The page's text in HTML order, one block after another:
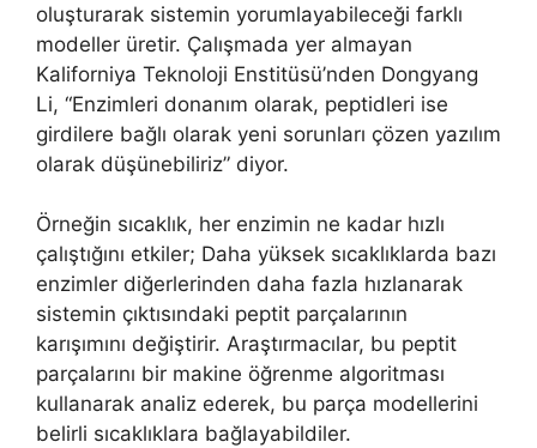
oluşturarak sistemin yorumlayabileceği farklı
modeller üretir. Çalışmada yer almayan
Kaliforniya Teknoloji Enstitüsü’nden Dongyang
Li, “Enzimleri donanım olarak, peptidleri ise
girdilere bağlı olarak yeni sorunları çözen yazılım
olarak düşünebiliriz” diyor.
Örneğin sıcaklık, her enzimin ne kadar hızlı
çalıştığını etkiler; Daha yüksek sıcaklıklarda bazı
enzimler diğerlerinden daha fazla hızlanarak
sistemin çıktısındaki peptit parçalarının
karışımını değiştirir. Araştırmacılar, bu peptit
parçalarını bir makine öğrenme algoritması
kullanarak analiz ederek, bu parça modellerini
belirli sıcaklıklara bağlayabildiler.